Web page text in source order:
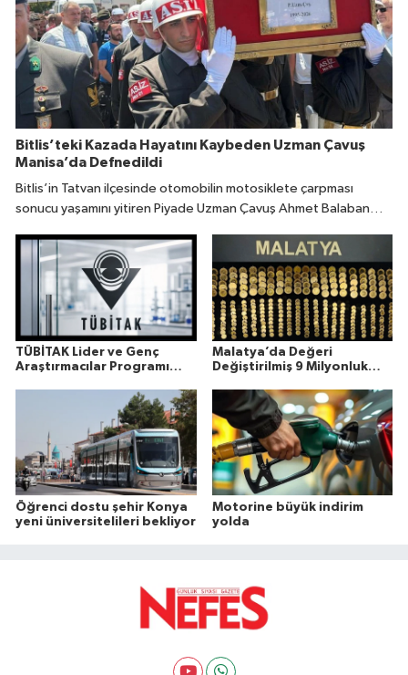
Bitlis’teki Kazada Hayatını Kaybeden Uzman Çavuş
Manisa’da Defnedildi
Bitlis’in Tatvan ilçesinde otomobilin motosiklete çarpması
sonucu yaşamını yitiren Piyade Uzman Çavuş Ahmet Balaban
TÜBİTAK Lider ve Genç
Araştırmacılar Programı
Malatya’da Değeri
Değiştirilmiş 9 Milyonluk
Öğrenci dostu şehir Konya
yeni üniversitelileri bekliyor
Motorine büyük indirim
yolda